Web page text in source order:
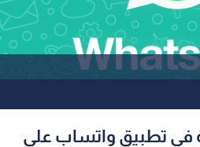
في تطبيق واتساب على